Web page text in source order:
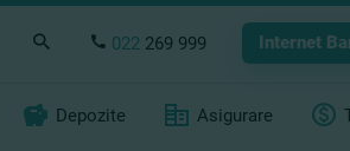
022 269 999 Internet
Depozite Asigurare